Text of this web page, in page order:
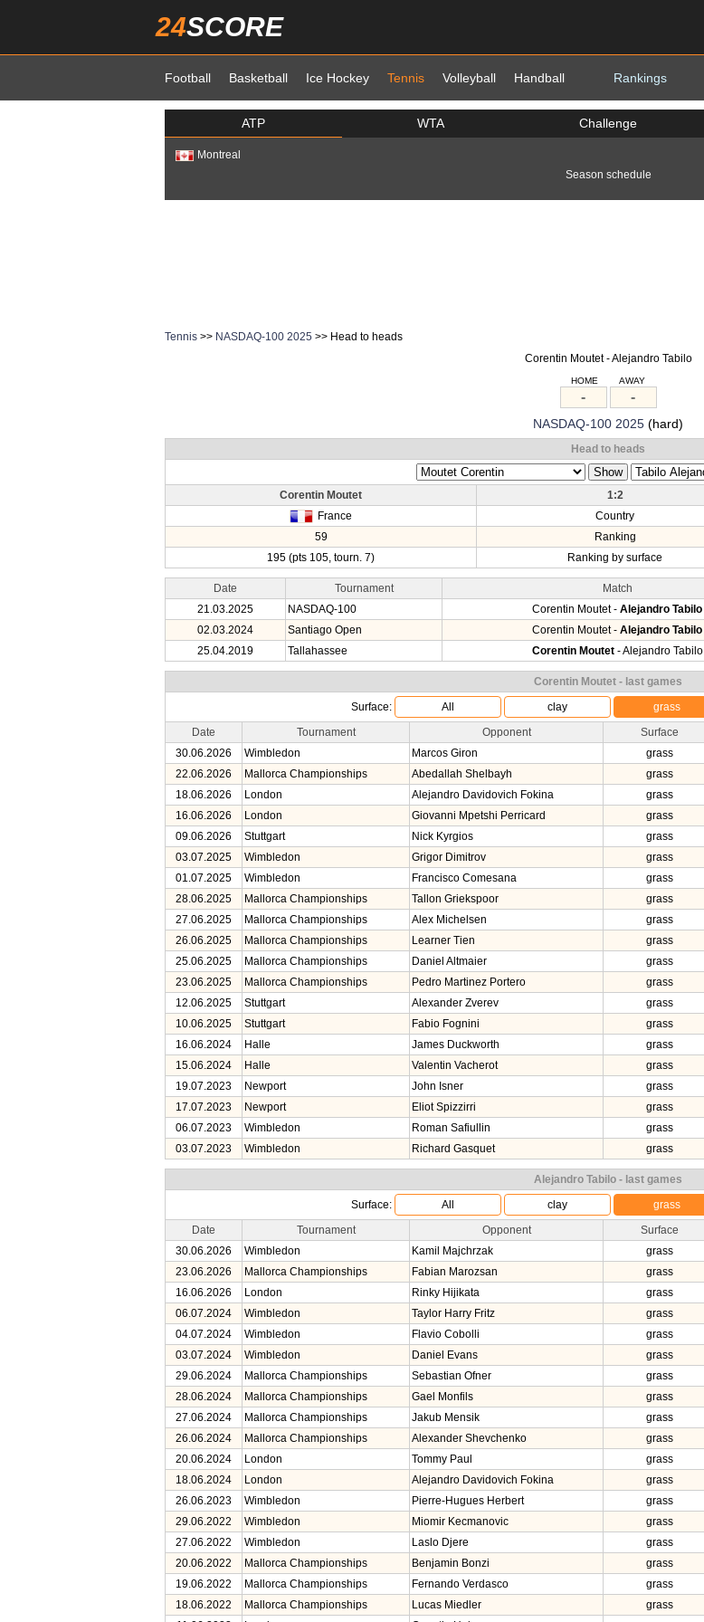
24SCORE
Football Basketball Ice Hockey Tennis Volleyball Handball Rankings
ATP WTA Challenge
Montreal
Season schedule
Tennis >> NASDAQ-100 2025 >> Head to heads
Corentin Moutet - Alejandro Tabilo
HOME AWAY
- -
NASDAQ-100 2025 (hard)
Head to heads
Corentin Moutet 1:2
France
Country
59
Ranking
195 (pts 105, tourn. 7)
Ranking by surface
Date Tournament Match
21.03.2025
NASDAQ-100 Corentin Moutet - Alejandro Tabilo
02.03.2024
Santiago Open Corentin Moutet - Alejandro Tabilo
25.04.2019
Tallahassee Corentin Moutet- Alejandro Tabilo
Corentin Moutet - last games
Surface:
All clay grass
Date
Tournament Opponent Surface
30.06.2026
Wimbledon Marcos Giron grass
22.06.2026
Mallorca Championships Abedallah Shelbayh grass
18.06.2026
London Alejandro Davidovich Fokina grass
16.06.2026
London Giovanni Mpetshi Perricard grass
09.06.2026
Stuttgart Nick Kyrgios grass
03.07.2025
Wimbledon Grigor Dimitrov grass
01.07.2025
Wimbledon Francisco Comesana grass
28.06.2025
Mallorca Championships Tallon Griekspoor grass
27.06.2025
Mallorca Championships Alex Michelsen grass
26.06.2025
Mallorca Championships Learner Tien grass
25.06.2025
Mallorca Championships Daniel Altmaier grass
23.06.2025
Mallorca Championships Pedro Martinez Portero grass
12.06.2025
Stuttgart Alexander Zverev grass
10.06.2025
Stuttgart Fabio Fognini grass
16.06.2024
Halle James Duckworth grass
15.06.2024
Halle Valentin Vacherot grass
19.07.2023
Newport John Isner grass
17.07.2023
Newport Eliot Spizzirri grass
06.07.2023
Wimbledon Roman Safiullin grass
03.07.2023
Wimbledon Richard Gasquet grass
Alejandro Tabilo - last games
Surface:
All clay grass
Date
Tournament Opponent Surface
30.06.2026
Wimbledon Kamil Majchrzak grass
23.06.2026
Mallorca Championships Fabian Marozsan grass
16.06.2026
London Rinky Hijikata grass
06.07.2024
Wimbledon Taylor Harry Fritz grass
04.07.2024
Wimbledon Flavio Cobolli grass
03.07.2024
Wimbledon Daniel Evans grass
29.06.2024
Mallorca Championships Sebastian Ofner grass
28.06.2024
Mallorca Championships Gael Monfils grass
27.06.2024
Mallorca Championships Jakub Mensik grass
26.06.2024
Mallorca Championships Alexander Shevchenko grass
20.06.2024
London Tommy Paul grass
18.06.2024
London Alejandro Davidovich Fokina grass
26.06.2023
Wimbledon Pierre-Hugues Herbert grass
29.06.2022
Wimbledon Miomir Kecmanovic grass
27.06.2022
Wimbledon Laslo Djere grass
20.06.2022
Mallorca Championships Benjamin Bonzi grass
19.06.2022
Mallorca Championships Fernando Verdasco grass
18.06.2022
Mallorca Championships Lucas Miedler grass